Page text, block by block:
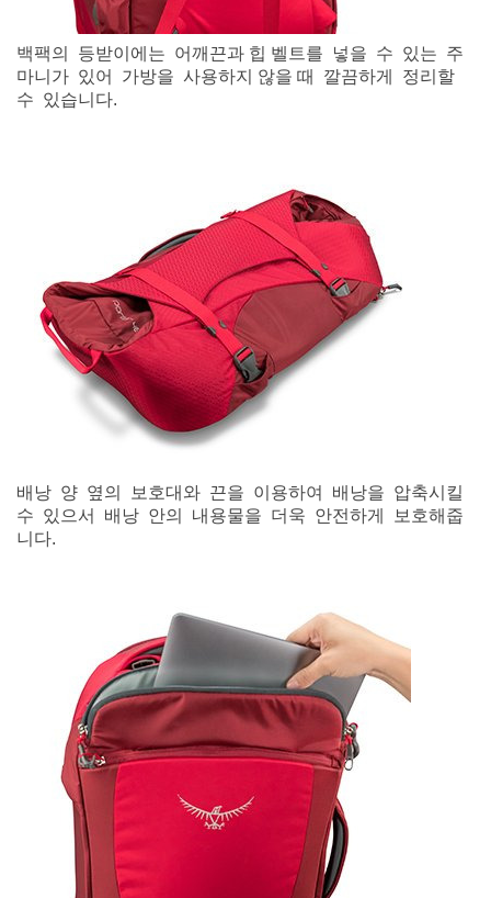
백팩의 등받이에는 어깨끈과 힙 벨트를 넣을 수 있는 주
마니가 있어 가방을 사용하지 않을 때 깔끔하게 정리할
수 있습니다.
배낭 양 옆의 보호대와 끈을 이용하여 배낭을 압축시킬
수 있으서 배낭 안의 내용물을 더욱 안전하게 보호해줍
니다.